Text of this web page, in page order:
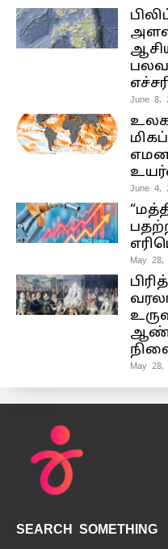
June 8,
June 4,
May 28,
May 28,
SEARCH SOMETHING